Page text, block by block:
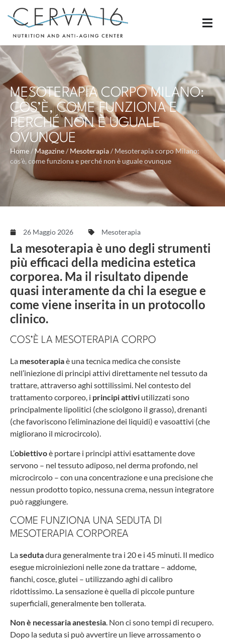
MESOTERAPIA CORPO MILANO:
COS’È, COME FUNZIONA E
PERCHÉ NON È UGUALE
OVUNQUE
Home/ Magazine/ Mesoterapia/ Mesoterapia corpo Milano:
cos’è, come funziona e perché non è uguale ovunque
26 Maggio 2026 Mesoterapia
La mesoterapia è uno degli strumenti
più efficaci della medicina estetica
corporea. Ma il risultato dipende
quasi interamente da chi la esegue e
come viene inserita in un protocollo
clinico.
COS’È LA MESOTERAPIA CORPO
La mesoterapiaè una tecnica medica che consiste
nell’iniezione di principi attivi direttamente nel tessuto da
trattare, attraverso aghi sottilissimi. Nel contesto del
trattamento corporeo, i principi attivi utilizzati sono
principalmente lipolitici (che sciolgono il grasso), drenanti
(che favoriscono l’eliminazione dei liquidi) e vasoattivi (che
migliorano il microcircolo).
L’obiettivoè portare i principi attivi esattamente dove
servono – nel tessuto adiposo, nel derma profondo, nel
microcircolo – con una concentrazione e una precisione che
nessun prodotto topico, nessuna crema, nessun integratore
può raggiungere.
COME FUNZIONA UNA SEDUTA DI
MESOTERAPIA CORPOREA
Lasedutadura generalmente tra i 20 e i 45 minuti. Il medico
esegue microiniezioni nelle zone da trattare – addome,
fianchi, cosce, glutei – utilizzando aghi di calibro
ridottissimo. La sensazione è quella di piccole punture
superficiali, generalmente ben tollerata.
Non è necessaria anestesia. Non ci sono tempi di recupero.
Dopo la seduta si può avvertire un lieve arrossamento o